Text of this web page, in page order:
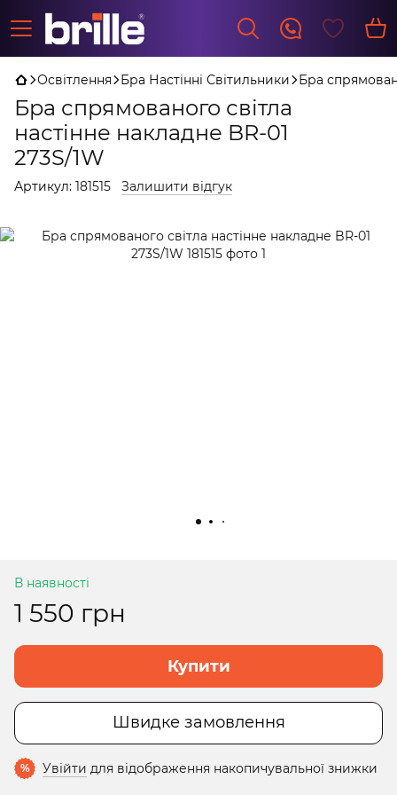
Освітлення Бра Настінні Світильники Бра
Бра спрямованого світла
настінне накладне BR-01
273S/1W
Артикул: 181515 Залишити відгук
В наявності
1 550 грн
Купити
Швидке замовлення
% Увійти для відображення накопичувальної знижки